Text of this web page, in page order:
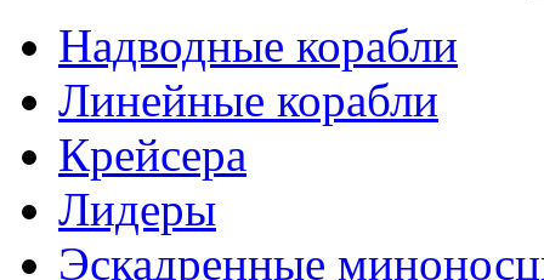
Надводные корабли
Линейные корабли
Крейсера
Лидеры
Эскадренные